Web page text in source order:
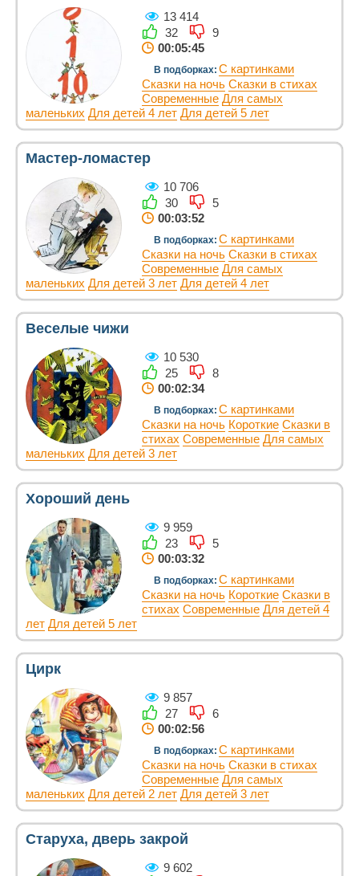
13 414
32
9
00:05:45
В подборках: С картинками
Сказки на ночь Сказки в стихах
Современные Для самых
маленьких Для детей 4 лет Для детей 5 лет
Мастер-ломастер
10 706
30
5
00:03:52
В подборках: С картинками
Сказки на ночь Сказки в стихах
Современные Для самых
маленьких Для детей 3 лет Для детей 4 лет
Веселые чижи
10 530
25
8
00:02:34
В подборках: С картинками
Сказки на ночь Короткие Сказки в
стихах Современные Для самых
маленьких Для детей 3 лет
Хороший день
9 959
23
5
00:03:32
В подборках: С картинками
Сказки на ночь Короткие Сказки в
стихах Современные Для детей 4
лет Для детей 5 лет
Цирк
9 857
27
6
00:02:56
В подборках: С картинками
Сказки на ночь Сказки в стихах
Современные Для самых
маленьких Для детей 2 лет Для детей 3 лет
Старуха, дверь закрой
9 602